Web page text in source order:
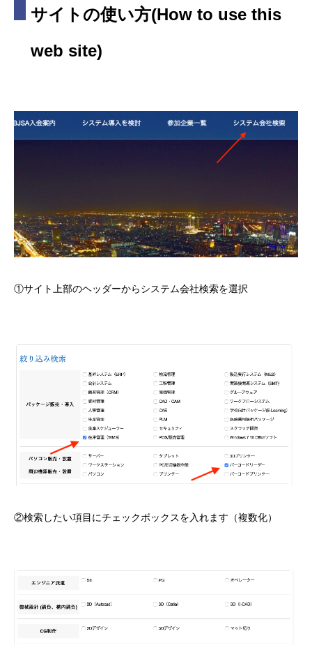
サイトの使い方(How to use this
web site)
①サイト上部のヘッダーからシステム会社検索を選択
②検索したい項目にチェックボックスを入れます（複数化）